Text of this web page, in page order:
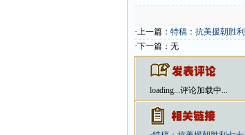
·上一篇： 特稿：抗美援朝胜
·下一篇：无
loading...评论加载中...